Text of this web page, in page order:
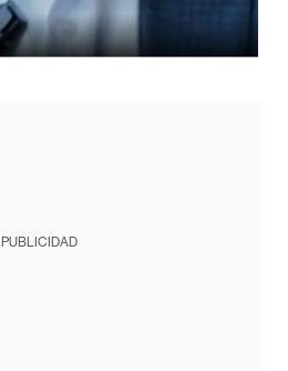
PUBLICIDAD